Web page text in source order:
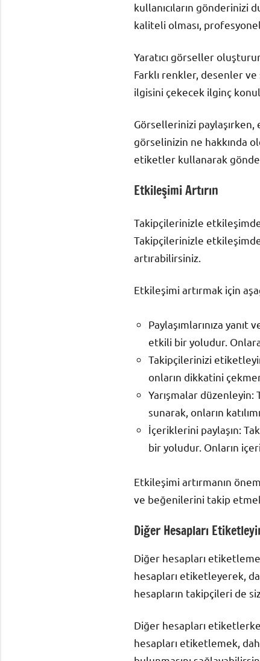
kullanıcıların gönderinizi
kaliteli olması,
Yaratıcı görseller
Farklı renkler, desenler
ilgisini çekecek ilginç
Görsellerinizi paylaşırken,
görselinizin ne hakkında
etiketler kullanarak
Etkileşimi Artırın
Takipçilerinizle etkileşimde
Takipçilerinizle
artırabilirsiniz.
Etkileşimi artırmak için
Paylaşımlarınıza
etkili bir yoludur.
Takipçilerinizi
onların dikkatini
Yarışmalar
sunarak, onların
İçeriklerini paylaşın:
bir yoludur. Onların
Etkileşimi artırmanın
ve beğenilerini takip
Diğer Hesapları
Diğer hesapları
hesapları etiketleyerek,
hesapların takipçileri de
Diğer hesapları
hesapları etiketlemek,